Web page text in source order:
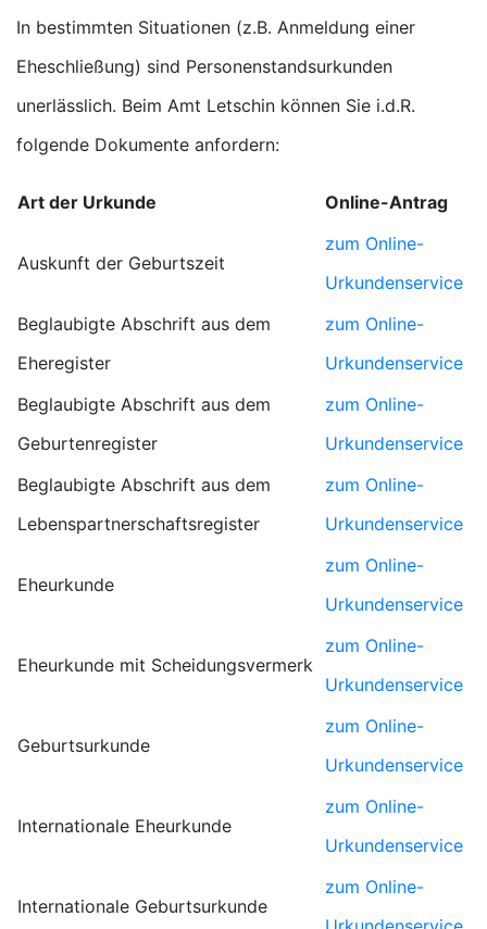
In bestimmten Situationen (z.B. Anmeldung einer
Eheschließung) sind Personenstandsurkunden
unerlässlich. Beim Amt Letschin können Sie i.d.R.
folgende Dokumente anfordern:
Art der Urkunde Online-Antrag
Auskunft der Geburtszeit
zum Online-
Urkundenservice
Beglaubigte Abschrift aus dem
Eheregister
zum Online-
Urkundenservice
Beglaubigte Abschrift aus dem
Geburtenregister
zum Online-
Urkundenservice
Beglaubigte Abschrift aus dem
Lebenspartnerschaftsregister
zum Online-
Urkundenservice
Eheurkunde
zum Online-
Urkundenservice
Eheurkunde mit Scheidungsvermerk
zum Online-
Urkundenservice
Geburtsurkunde
zum Online-
Urkundenservice
Internationale Eheurkunde
zum Online-
Urkundenservice
Internationale Geburtsurkunde
zum Online-